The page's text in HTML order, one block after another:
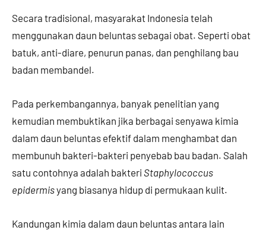
Secara tradisional, masyarakat Indonesia telah
menggunakan daun beluntas sebagai obat. Seperti obat
batuk, anti-diare, penurun panas, dan penghilang bau
badan membandel.
Pada perkembangannya, banyak penelitian yang
kemudian membuktikan jika berbagai senyawa kimia
dalam daun beluntas efektif dalam menghambat dan
membunuh bakteri-bakteri penyebab bau badan. Salah
satu contohnya adalah bakteri Staphylococcus
epidermisyang biasanya hidup di permukaan kulit.
Kandungan kimia dalam daun beluntas antara lain